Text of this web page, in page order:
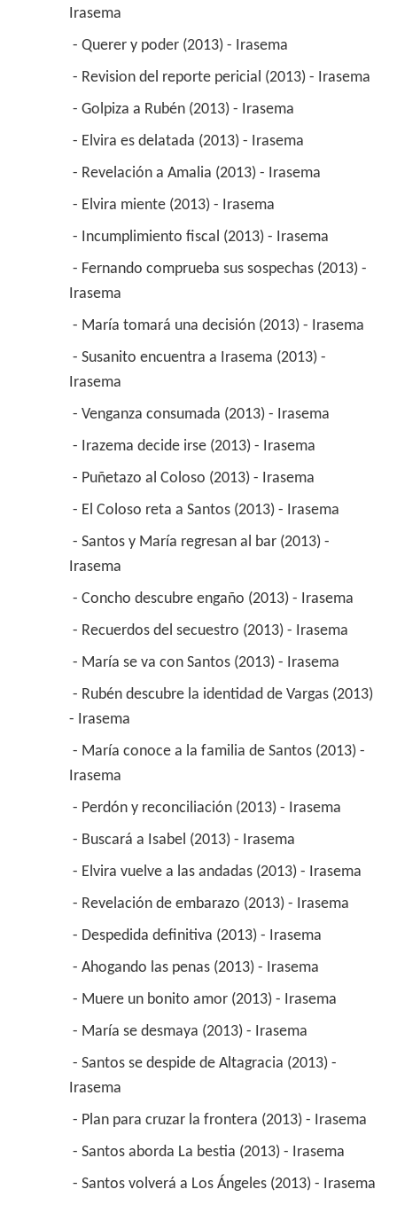
Irasema
- Querer y poder (2013) - Irasema
- Revision del reporte pericial (2013) - Irasema
- Golpiza a Rubén (2013) - Irasema
- Elvira es delatada (2013) - Irasema
- Revelación a Amalia (2013) - Irasema
- Elvira miente (2013) - Irasema
- Incumplimiento fiscal (2013) - Irasema
Irasema
- María tomará una decisión (2013) - Irasema
Irasema
- Venganza consumada (2013) - Irasema
- Irazema decide irse (2013) - Irasema
- Puñetazo al Coloso (2013) - Irasema
- El Coloso reta a Santos (2013) - Irasema
Irasema
- Concho descubre engaño (2013) - Irasema
- Recuerdos del secuestro (2013) - Irasema
- María se va con Santos (2013) - Irasema
- Irasema
Irasema
- Perdón y reconciliación (2013) - Irasema
- Buscará a Isabel (2013) - Irasema
- Elvira vuelve a las andadas (2013) - Irasema
- Revelación de embarazo (2013) - Irasema
- Despedida definitiva (2013) - Irasema
- Ahogando las penas (2013) - Irasema
- Muere un bonito amor (2013) - Irasema
- María se desmaya (2013) - Irasema
Irasema
- Plan para cruzar la frontera (2013) - Irasema
- Santos aborda La bestia (2013) - Irasema
- Santos volverá a Los Ángeles (2013) - Irasema